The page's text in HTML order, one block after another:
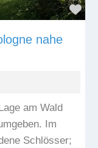
nahe
am Wald
Im
Schlösser;